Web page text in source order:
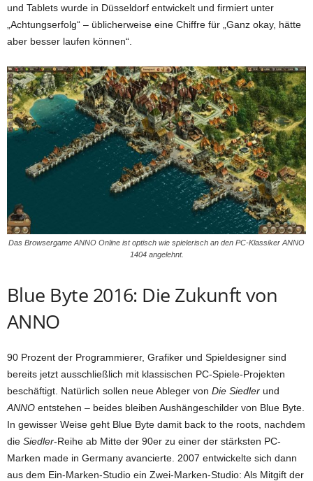
und Tablets wurde in Düsseldorf entwickelt und firmiert unter
„Achtungserfolg“ – üblicherweise eine Chiffre für „Ganz okay, hätte
aber besser laufen können“.
Das Browsergame ANNO Online ist optisch wie spielerisch an den PC-Klassiker ANNO
1404 angelehnt.
Blue Byte 2016: Die Zukunft von
ANNO
90 Prozent der Programmierer, Grafiker und Spieldesigner sind
bereits jetzt ausschließlich mit klassischen PC-Spiele-Projekten
beschäftigt. Natürlich sollen neue Ableger von Die Siedler und
ANNO entstehen – beides bleiben Aushängeschilder von Blue Byte.
In gewisser Weise geht Blue Byte damit back to the roots, nachdem
die Siedler-Reihe ab Mitte der 90er zu einer der stärksten PC-
Marken made in Germany avancierte. 2007 entwickelte sich dann
aus dem Ein-Marken-Studio ein Zwei-Marken-Studio: Als Mitgift der